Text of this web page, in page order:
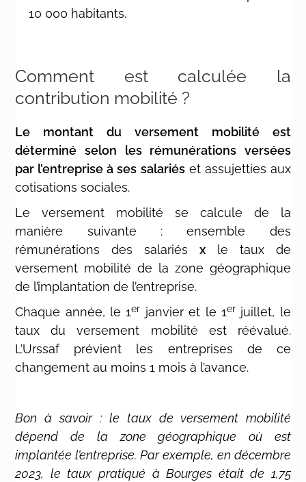
10 000 habitants.
Comment est calculée la
contribution mobilité ?
Le montant du versement mobilité est
déterminé selon les rémunérations versées
par l’entreprise à ses salariéset assujetties aux
cotisations sociales.
Le versement mobilité se calcule de la
manière suivante : ensemble des
rémunérations des salariés xle taux de
versement mobilité de la zone géographique
de l’implantation de l’entreprise.
Chaque année, le 1er janvier et le 1erjuillet, le
taux du versement mobilité est réévalué.
L’Urssaf prévient les entreprises de ce
changement au moins 1 mois à l’avance.
Bon à savoir : le taux de versement mobilité
dépend de la zone géographique où est
implantée l’entreprise. Par exemple, en décembre
2023, le taux pratiqué à Bourges était de 1,75